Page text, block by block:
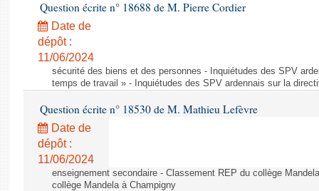
Question écrite n° 18688 de M. Pierre Cordier
Date de
dépôt :
11/06/2024
sécurité des biens et des personnes - Inquiétudes des SPV
temps de travail » - Inquiétudes des SPV ardennais sur la
Question écrite n° 18530 de M. Mathieu Lefèvre
Date de
dépôt :
11/06/2024
enseignement secondaire - Classement REP du collège
collège Mandela à Champigny